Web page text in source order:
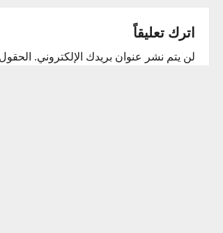
t
n
اترك تعليقاً
لن يتم نشر عنوان بريدك الإلكتروني.